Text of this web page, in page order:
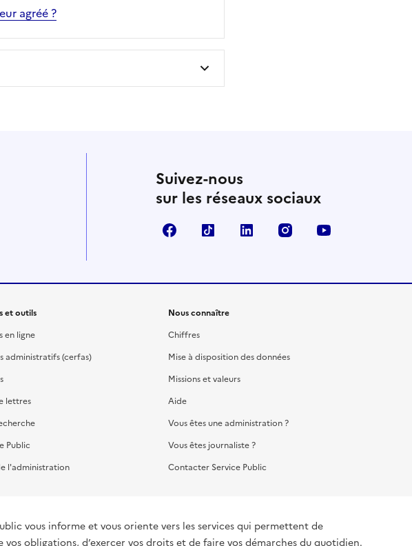
agréé ?
Suivez-nous
sur les réseaux sociaux
FacebookTikTok LinkedIn Instagram
et outils
en ligne
administratifs (cerfas)
lettres
Public
l'administration
Nous connaître
Chiffres
Mise à disposition des données
Missions et valeurs
Aide
Vous êtes une administration ?
Vous êtes journaliste ?
Contacter Service Public
vous informe et vous oriente vers les services qui permettent de
vos obligations, d’exercer vos droits et de faire vos démarches du quotidien.